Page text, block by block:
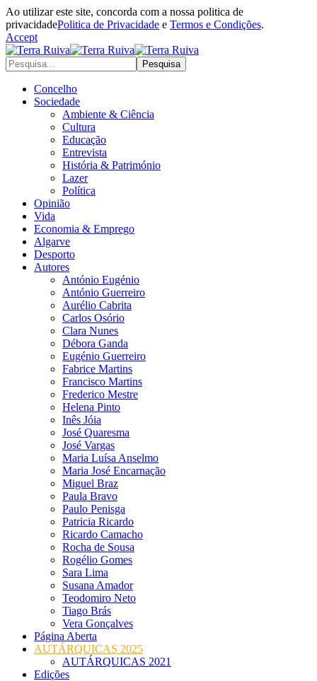
Ao utilizar este site, concorda com a nossa politica de
privacidadePolitica de Privacidade e Termos e Condições.
Accept
Concelho
Sociedade
Ambiente & Ciência
Cultura
Educação
Entrevista
História & Património
Lazer
Política
Opinião
Vida
Economia & Emprego
Algarve
Desporto
Autores
António Eugénio
António Guerreiro
Aurélio Cabrita
Carlos Osório
Clara Nunes
Débora Ganda
Eugénio Guerreiro
Fabrice Martins
Francisco Martins
Frederico Mestre
Helena Pinto
Inês Jóia
José Quaresma
José Vargas
Maria Luísa Anselmo
Maria José Encarnação
Miguel Braz
Paula Bravo
Paulo Penisga
Patricia Ricardo
Ricardo Camacho
Rocha de Sousa
Rogélio Gomes
Sara Lima
Susana Amador
Teodomiro Neto
Tiago Brás
Vera Gonçalves
Página Aberta
AUTÁRQUICAS 2025
AUTÁRQUICAS 2021
Edições